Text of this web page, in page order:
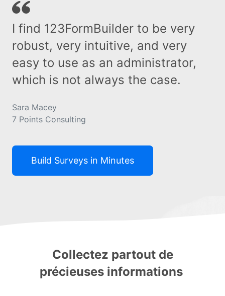
I find 123FormBuilder to be very
robust, very intuitive, and very
easy to use as an administrator,
which is not always the case.
Sara Macey
7 Points Consulting
Build Surveys in Minutes
Collectez partout de
précieuses informations